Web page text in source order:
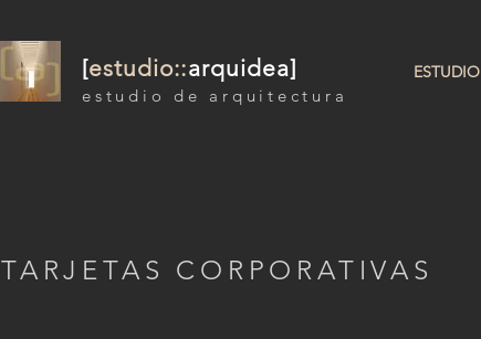
ESTUDIO
estudio de arquitectura
TARJETAS CORPORATIVAS
[estudio::arquidea]